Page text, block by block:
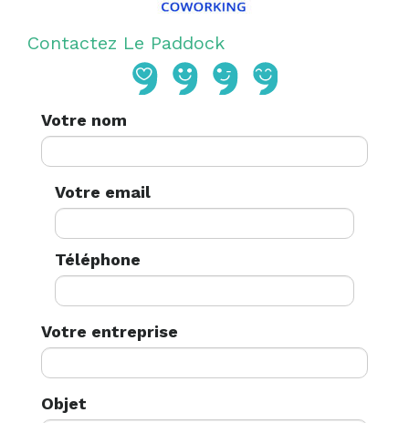
Contactez Le Paddock
Votre nom
Votre email
Téléphone
Votre entreprise
Objet